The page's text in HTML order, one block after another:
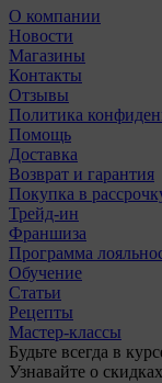
О компании
Новости
Магазины
Контакты
Отзывы
Политика
Помощь
Доставка
Возврат и гарантия
Покупка в
Трейд-ин
Франшиза
Программа
Обучение
Статьи
Рецепты
Мастер-классы
Будьте всегда в
Узнавайте о